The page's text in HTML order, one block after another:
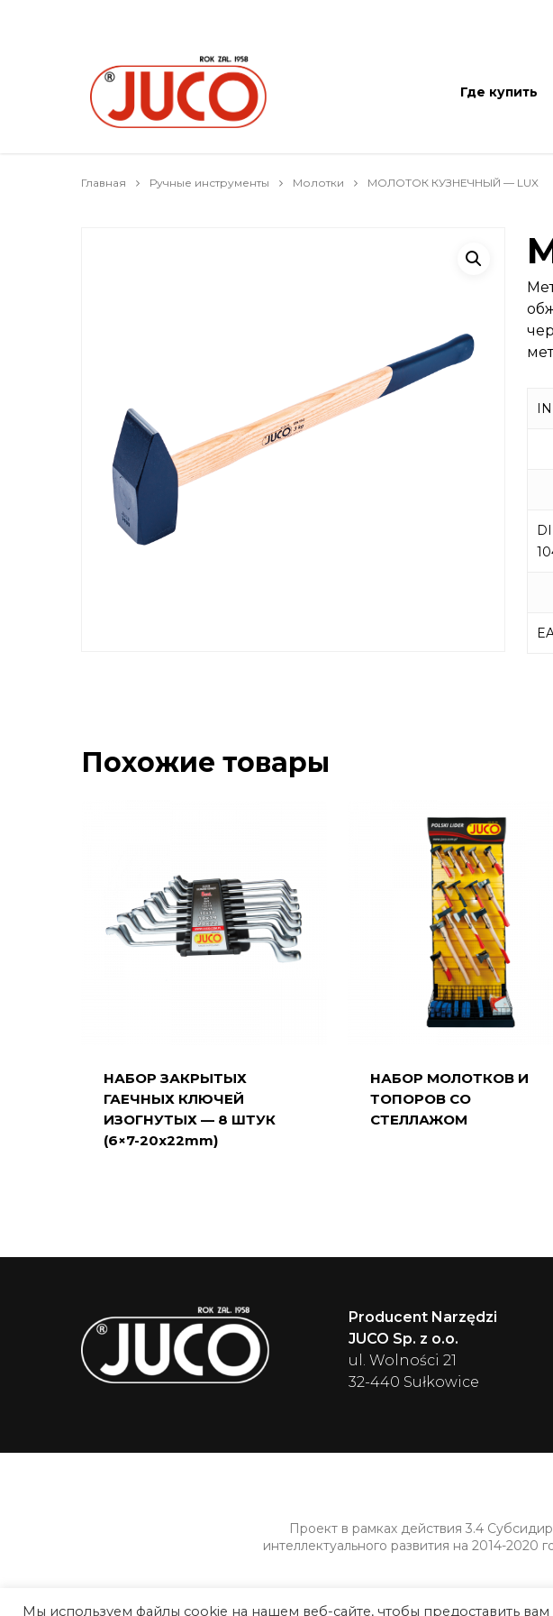
Где купить
Главная Ручные инструменты Молотки МОЛОТОК КУЗНЕЧНЫЙ — LUX
Похожие товары
НАБОР ЗАКРЫТЫХ
ГАЕЧНЫХ КЛЮЧЕЙ
ИЗОГНУТЫХ — 8 ШТУК
(6×7-20x22mm)
НАБОР МОЛОТКОВ И
ТОПОРОВ СО
СТЕЛЛАЖОМ
Producent Narzędzi
JUCO Sp. z o.o.
ul. Wolności 21
32-440 Sułkowice
Проект в рамках действия 3.4
интеллектуального развития на 2014-
Мы используем файлы cookie на нашем веб-сайте, чтобы предоставить